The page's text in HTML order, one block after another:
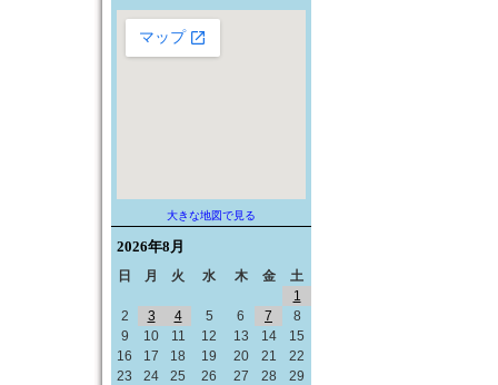
大きな地図で見る
2026年8月
日 月 火 水 木 金 土
1
2
3 4 5 6 7
8
9
10 11 12 13 14
15
16
17 18 19 20 21
22
23
24 25 26 27 28
29